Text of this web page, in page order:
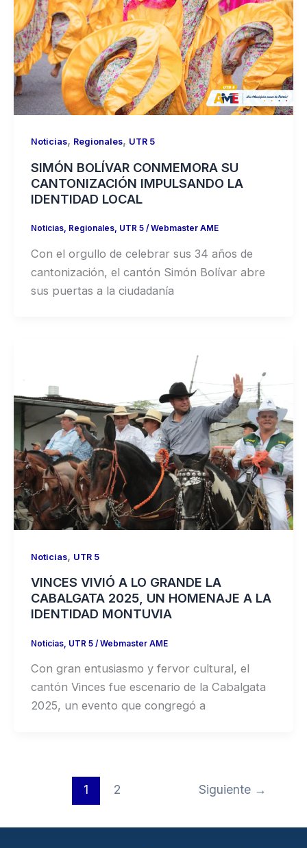
Noticias, Regionales, UTR 5
SIMÓN BOLÍVAR CONMEMORA SU
CANTONIZACIÓN IMPULSANDO LA
IDENTIDAD LOCAL
Noticias, Regionales, UTR 5/ Webmaster AME
Con el orgullo de celebrar sus 34 años de
cantonización, el cantón Simón Bolívar abre
sus puertas a la ciudadanía
Noticias, UTR 5
VINCES VIVIÓ A LO GRANDE LA
CABALGATA 2025, UN HOMENAJE A LA
IDENTIDAD MONTUVIA
Noticias, UTR 5/Webmaster AME
Con gran entusiasmo y fervor cultural, el
cantón Vinces fue escenario de la Cabalgata
2025, un evento que congregó a
1 2 Siguiente →